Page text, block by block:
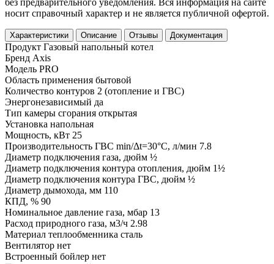
носит справочный характер и не является публичной офертой.
Характеристики Описание Отзывы Документация
Продукт Газовый напольный котел
Бренд Axis
Модель PRO
Область применения бытовой
Количество контуров 2 (отопление и ГВС)
Энергонезависимый да
Тип камеры сгорания открытая
Установка напольная
Мощность, кВт 25
Производительность ГВС min/Δt=30°C, л/мин 7.8
Диаметр подключения газа, дюйм ½
Диаметр подключения контура отопления, дюйм 1½
Диаметр подключения контура ГВС, дюйм ½
Диаметр дымохода, мм 110
КПД, % 90
Номинальное давление газа, мбар 13
Расход природного газа, м3/ч 2.98
Материал теплообменника сталь
Вентилятор нет
Встроенный бойлер нет